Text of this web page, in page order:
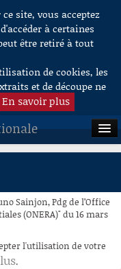
site, vous acceptez
à certaines
être retiré à tout
de cookies, les
et de découpe ne
En savoir plus
Sainjon, Pdg de l’Office
(ONERA)" du 16 mars
l'utilisation de votre
.